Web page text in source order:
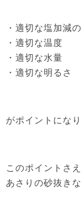
・適切な塩加減
・適切な温度
・適切な水量
・適切な明るさ
がポイントになり
このポイントさ
あさりの砂抜き